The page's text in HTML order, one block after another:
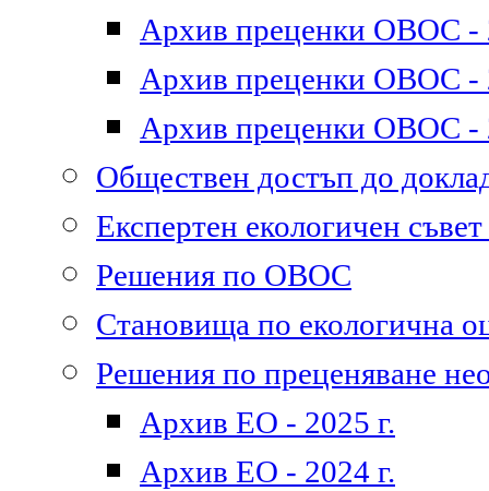
Архив преценки ОВОС -
Архив преценки ОВОС -
Архив преценки ОВОС -
Обществен достъп до
Експертен екологичен
Решения по ОВОС
Становища по екологична
Решения по преценяване
Архив ЕО - 2025 г.
Архив ЕО - 2024 г.